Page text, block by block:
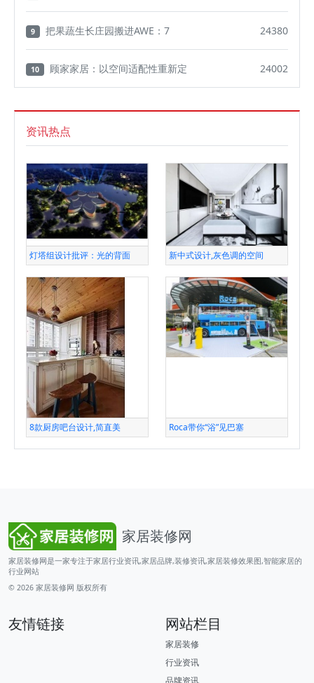
9 把果蔬生长庄园搬进AWE：7 24380
10 顾家家居：以空间适配性重新定 24002
资讯热点
灯塔组设计批评：光的背面 新中式设计,灰色调的空间
8款厨房吧台设计,简直美 Roca带你“浴”见巴塞
家居装修网
家居装修网是一家专注于家居行业资讯,家居品牌,装修资讯,家居装修效果图,智能家居的
行业网站
© 2026 家居装修网 版权所有
友情链接 网站栏目
家居装修
行业资讯
品牌资讯